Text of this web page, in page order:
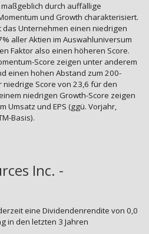
durch auffällige
und Growth charakterisiert.
das Unternehmen einen niedrigen
aller Aktien im Auswahluniversum
Faktor also einen höheren Score.
Score zeigen unter anderem
einen hohen Abstand zum 200-
Score von 23,6 für den
niedrigen Growth-Score zeigen
Umsatz und EPS (ggü. Vorjahr,
Basis).
Inc. -
eine Dividendenrendite von 0,0
in den letzten 3 Jahren